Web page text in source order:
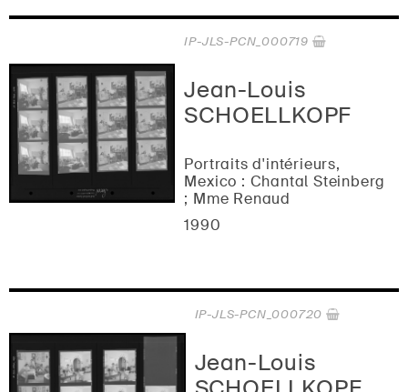
Jean-Louis
SCHOELLKOPF
Portraits d'intérieurs,
Mexico : Chantal Steinberg
; Mme Renaud
1990
IP-JLS-PCN_000719
Jean-Louis
IP-JLS-PCN_000720